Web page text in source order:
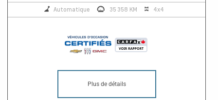
Automatique 35 358 KM 4x4
Plus de détails